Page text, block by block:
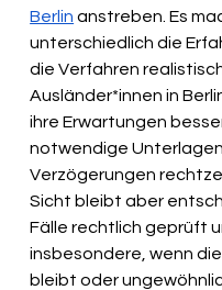
Berlin anstreben. Es
unterschiedlich die
die Verfahren
Ausländer*innen in
ihre Erwartungen
notwendige
Verzögerungen
Sicht bleibt aber
Fälle rechtlich geprüft
insbesondere, wenn
bleibt oder